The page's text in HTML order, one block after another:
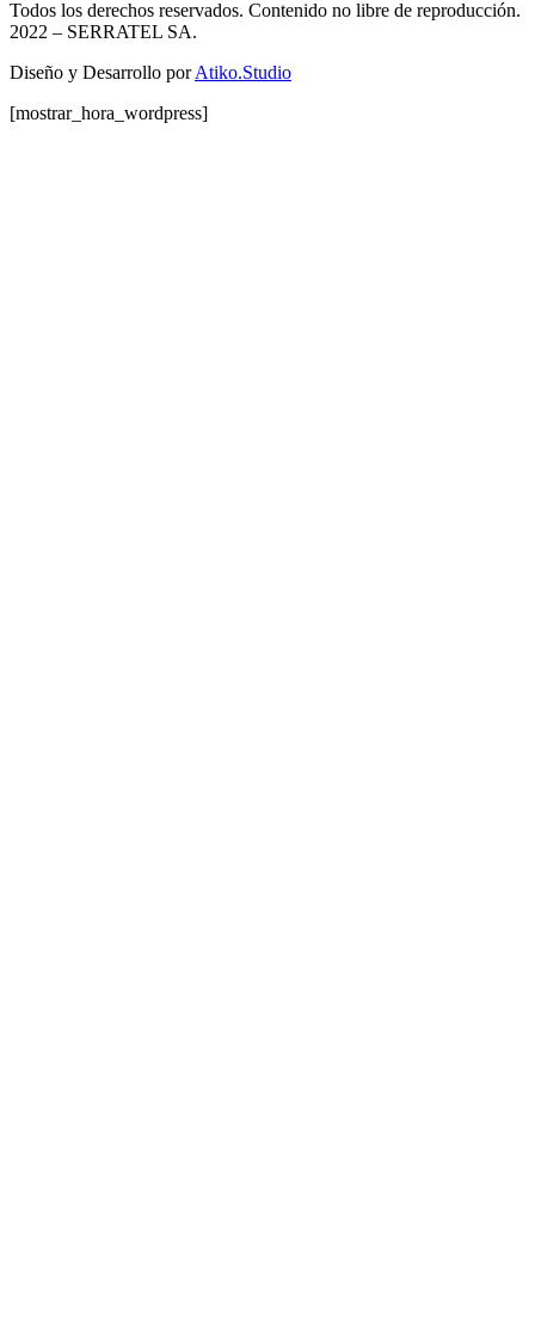
Todos los derechos reservados. Contenido no libre de reproducción.
2022 – SERRATEL SA.
Diseño y Desarrollo porAtiko.Studio
[mostrar_hora_wordpress]